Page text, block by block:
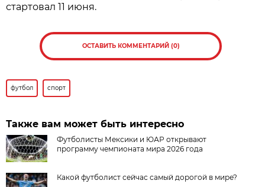
стартовал 11 июня.
ОСТАВИТЬ КОММЕНТАРИЙ (0)
футбол спорт
Также вам может быть интересно
Футболисты Мексики и ЮАР открывают
программу чемпионата мира 2026 года
Какой футболист сейчас самый дорогой в мире?